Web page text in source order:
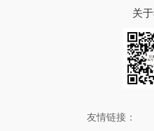
关
友情链接：